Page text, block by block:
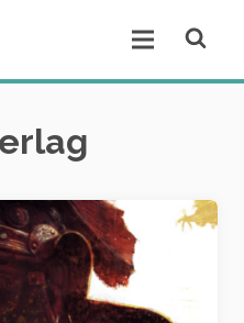
Open menu.
Open